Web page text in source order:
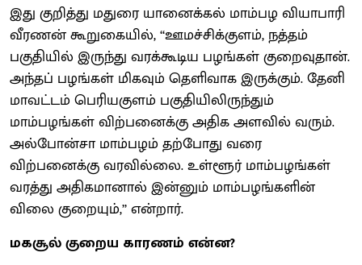
இது குறித்து மதுரை யானைக்கல் மாம்பழ வியாபாரி
வீரணன் கூறுகையில், ‘‘ஊமச்சிக்குளம், நத்தம்
பகுதியில் இருந்து வரக்கூடிய பழங்கள் குறைவுதான்.
அந்தப் பழங்கள் மிகவும் தெளிவாக இருக்கும். தேனி
மாவட்டம் பெரியகுளம் பகுதியிலிருந்தும்
மாம்பழங்கள் விற்பனைக்கு அதிக அளவில் வரும்.
அல்போன்சா மாம்பழம் தற்போது வரை
விற்பனைக்கு வரவில்லை. உள்ளூர் மாம்பழங்கள்
வரத்து அதிகமானால் இன்னும் மாம்பழங்களின்
விலை குறையும்,’’ என்றார்.
மகசூல் குறைய காரணம் என்ன?